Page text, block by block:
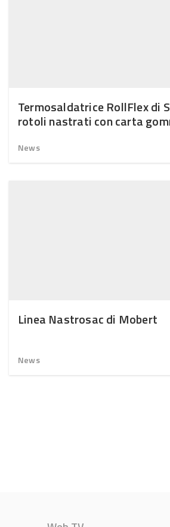
Termosaldatrice RollFlex di
rotoli nastrati con carta
News
Linea Nastrosac di Mobert
News